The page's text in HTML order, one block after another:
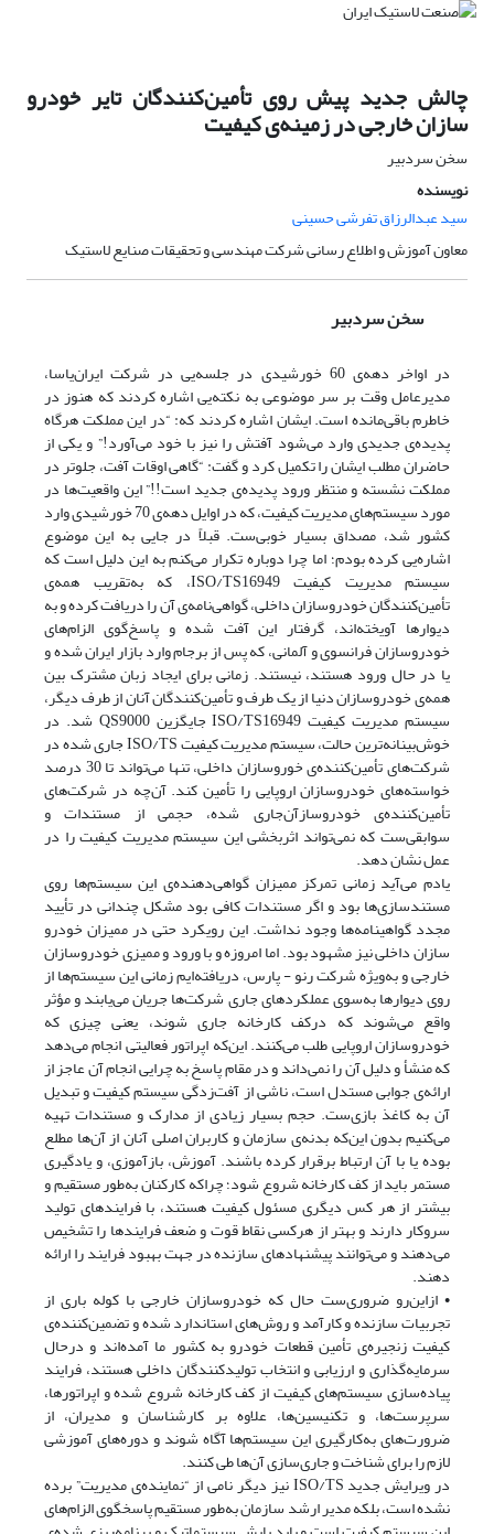
چالش جدید پیش روی تأمین‌کنندگان تایر خودرو
سازان خارجی در زمینه‌ی کیفیت
سخن سردبیر
نویسنده
سید عبدالرزاق تفرشی حسینی
معاون آموزش و اطلاع رسانی شرکت مهندسی و تحقیقات صنایع لاستیک
سخن سردبیر
در اواخر دهه‌ی 60 خورشیدی در جلسه‌یی در شرکت ایران‌یاسا،
مدیرعامل وقت بر سر موضوعی به نکته‌یی اشاره کردند که هنوز در
خاطرم باقی‌مانده است. ایشان اشاره کردند که: “در این مملکت هرگاه
پدیده‌ی جدیدی وارد می‌شود آفتش را نیز با خود می‌آورد!” و یکی از
حاضران مطلب ایشان را تکمیل کرد و گفت: “گاهی اوقات آفت، جلوتر در
مملکت نشسته و منتظر ورود پدیده‌ی جدید است!!” این واقعیت‌ها در
مورد سیستم‌های مدیریت کیفیت، که در اوایل دهه‌ی 70 خورشیدی وارد
کشور شد، مصداق بسیار خوبی‌ست. قبلاً در جایی به این موضوع
اشاره‌یی کرده بودم؛ اما چرا دوباره تکرار می‌کنم به این دلیل است که
سیستم مدیریت کیفیت ISO/TS16949، که به‌تقریب همه‌ی
تأمین‌کنندگان خودروسازان داخلی، گواهی‌نامه‌ی آن را دریافت کرده و به
دیوارها آویخته‌اند، گرفتار این آفت شده و پاسخ‌گوی الزام‌های
خودروسازان فرانسوی و آلمانی، که پس از برجام وارد بازار ایران شده و
یا در حال ورود هستند، نیستند. زمانی برای ایجاد زبان مشترک بین
همه‌ی خودروسازان دنیا از یک طرف و تأمین‌کنندگان آنان از طرف دیگر،
سیستم مدیریت کیفیت ISO/TS16949 جایگزین QS9000 شد. در
خوش‌بینانه‌ترین حالت، سیستم مدیریت کیفیت ISO/TS جاری شده در
شرکت‌های تأمین‌کننده‌ی خوروسازان داخلی، تنها می‌تواند تا 30 درصد
خواسته‌های خودروسازان اروپایی را تأمین کند. آن‌چه در شرکت‌های
تأمین‌کننده‌ی خودروسازآن‌جاری شده، حجمی از مستندات و
سوابقی‌ست که نمی‌تواند اثربخشی این سیستم مدیریت کیفیت را در
عمل نشان دهد.
یادم می‌آید زمانی تمرکز ممیزان گواهی‌دهنده‌ی این سیستم‌ها روی
مستندسازی‌ها بود و اگر مستندات کافی بود مشکل چندانی در تأیید
مجدد گواهینامه‌ها وجود نداشت. این رویکرد حتی در ممیزان خودرو
سازان داخلی نیز مشهود بود. اما امروزه و با ورود و ممیزی خودروسازان
خارجی و به‌ویژه شرکت رنو - پارس، دریافته‌ایم زمانی این سیستم‌ها از
روی دیوارها به‌سوی عملکردهای جاری شرکت‌ها جریان می‌یابند و مؤثر
واقع می‌شوند که درکف کارخانه جاری شوند، یعنی چیزی که
خودروسازان اروپایی طلب می‌کنند. این‌که اپراتور فعالیتی انجام می‌دهد
که منشأ و دلیل آن را نمی‌داند و در مقام پاسخ به چرایی انجام آن عاجز از
ارائه‌ی جوابی مستدل است، ناشی از آفت‌زدگی سیستم کیفیت و تبدیل
آن به کاغذ بازی‌ست. حجم بسیار زیادی از مدارک و مستندات تهیه
می‌کنیم بدون این‌که بدنه‌ی سازمان و کاربران اصلی آنان از آن‌ها مطلع
بوده یا با آن ارتباط برقرار کرده باشند. آموزش، بازآموزی، و یادگیری
مستمر باید از کف کارخانه شروع شود؛ چراکه کارکنان به‌طور مستقیم و
بیشتر از هر کس دیگری مسئول کیفیت هستند، با فرایندهای تولید
سروکار دارند و بهتر از هرکسی نقاط قوت و ضعف فرایندها را تشخیص
می‌دهند و می‌توانند پیشنهادهای سازنده در جهت بهبود فرایند را ارائه
دهند.
• ازاین‌رو ضروری‌ست حال که خودروسازان خارجی با کوله باری از
تجربیات سازنده و کارآمد و روش‌های استاندارد شده و تضمین‌کننده‌ی
کیفیت زنجیره‌ی تأمین قطعات خودرو به کشور ما آمده‌اند و درحال
سرمایه‌گذاری و ارزیابی و انتخاب تولیدکنندگان داخلی هستند، فرایند
پیاده‌سازی سیستم‌های کیفیت از کف کارخانه شروع شده و اپراتورها،
سرپرست‌ها، و تکنیسین‌ها، علاوه بر کارشناسان و مدیران، از
ضرورت‌های به‌کارگیری این سیستم‌ها آگاه شوند و دوره‌های آموزشی
لازم را برای شناخت و جاری‌سازی آن‌ها طی کنند.
در ویرایش جدید ISO/TS نیز دیگر نامی از “نماینده‌ی مدیریت” برده
نشده است، بلکه مدیر ارشد سازمان به‌طور مستقیم پاسخگوی الزام‌های